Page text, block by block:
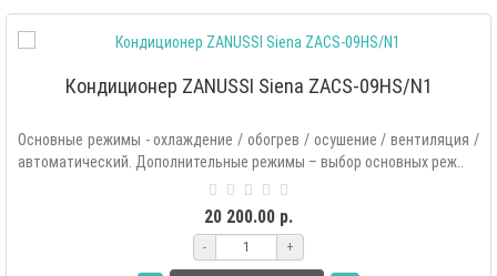
Кондиционер ZANUSSI Siena ZACS-09HS/N1
Основные режимы - охлаждение / обогрев / осушение / вентиляция /
автоматический. Дополнительные режимы – выбор основных реж..
20 200.00 р.
- +